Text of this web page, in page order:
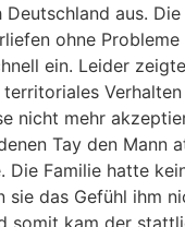
Deutsch­land aus.
ohne
ein. Lei­der
ter­ri­to­ria­les
nicht mehr
Tay den Mann
Die Fami­lie hat­te
sie das Gefühl ihm
somit kam der